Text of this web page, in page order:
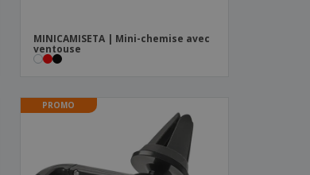
MINICAMISETA | Mini-chemise avec
ventouse
PROMO